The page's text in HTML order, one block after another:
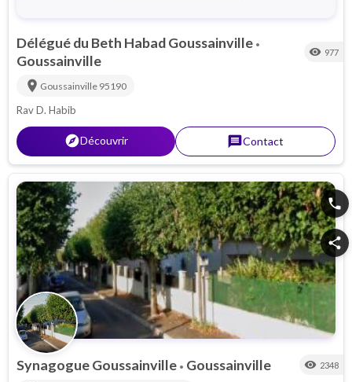
Délégué du Beth Habad Goussainville •
Goussainville visibility 977
location_on Goussainville 95190
Rav D. Habib
explorerDécouvrir messageContact
phone
share
Synagogue Goussainville • Goussainville visibility 2348